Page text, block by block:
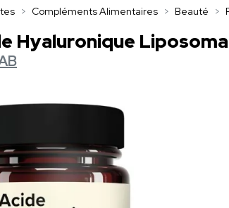
Compléments Alimentaires Beauté
Hyaluronique